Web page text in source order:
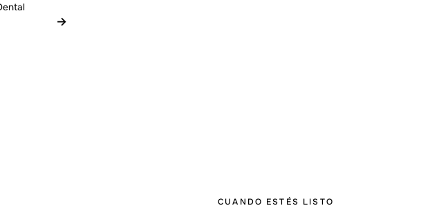
→
CUANDO ESTÉS LISTO